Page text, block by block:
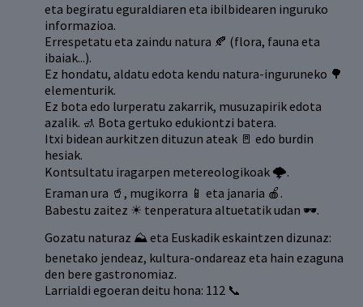
eta begiratu eguraldiaren eta ibilbidearen inguruko
informazioa.
Errespetatu eta zaindu natura 🍂 (flora, fauna eta
ibaiak...).
Ez hondatu, aldatu edota kendu natura-inguruneko 🌳
elementurik.
Ez bota edo lurperatu zakarrik, musuzapirik edota
azalik. 🚮 Bota gertuko edukiontzi batera.
Itxi bidean aurkitzen dituzun ateak 🚪 edo burdin
hesiak.
Kontsultatu iragarpen metereologikoak 🌩.
Eraman ura 🥤, mugikorra 📱 eta janaria 🍎.
Babestu zaitez ☀ tenperatura altuetatik udan 🕶.
Gozatu naturaz ⛰ eta Euskadik eskaintzen dizunaz:
benetako jendeaz, kultura-ondareaz eta hain ezaguna
den bere gastronomiaz.
Larrialdi egoeran deitu hona: 112 📞